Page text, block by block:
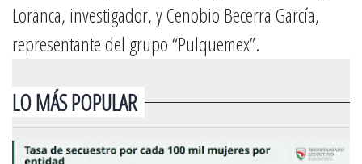
Loranca, investigador, y Cenobio Becerra García,
representante del grupo “Pulquemex”.
LO MÁS POPULAR